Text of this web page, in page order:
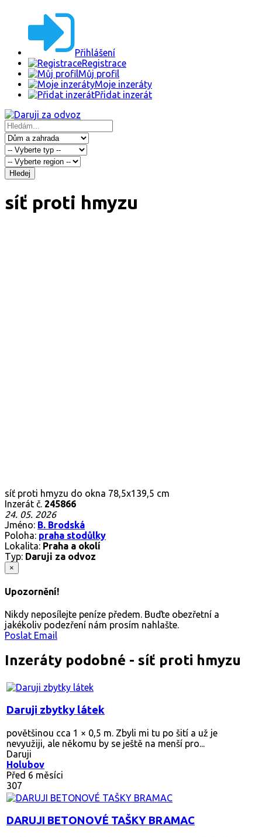
Přihlášení
Registrace
Můj profil
Moje inzeráty
Přidat inzerát
Hledej
síť proti hmyzu
síť proti hmyzu do okna 78,5x139,5 cm
Inzerát č. 245866
24. 05. 2026
Jméno: B. Brodská
Poloha: praha stodůlky
Lokalita: Praha a okolí
Typ: Daruji za odvoz
×
Upozornění!
Nikdy neposílejte peníze předem. Buďte obezřetní a
jakékoliv podezření nám prosím nahlašte.
Poslat Email
Inzeráty podobné - síť proti hmyzu
Daruji zbytky látek
povětšinou cca 1 × 0,5 m. Zbyli mi tu po šití a už je
nevyužiji, ale někomu by se ještě na menší pro...
Daruji
Holubov
Před 6 měsíci
307
DARUJI BETONOVÉ TAŠKY BRAMAC